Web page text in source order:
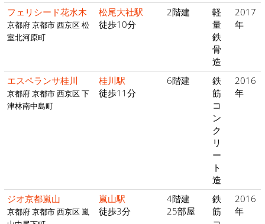
フェリシード花水木
京都府 京都市 西京区 松
室北河原町
松尾大社駅
徒歩10分
2階建
軽
量
鉄
骨
造
2017
年
エスペランサ桂川
京都府 京都市 西京区 下
津林南中島町
桂川駅
徒歩11分
6階建
鉄
筋
コ
ン
ク
リ
ー
ト
造
2016
年
ジオ京都嵐山
京都府 京都市 西京区 嵐
嵐山駅
徒歩3分
4階建
25部屋
鉄
筋
2016
年